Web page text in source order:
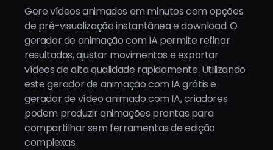
Gere vídeos animados em minutos com opções
de pré-visualização instantânea e download. O
gerador de animação com IA permite refinar
resultados, ajustar movimentos e exportar
vídeos de alta qualidade rapidamente. Utilizando
este gerador de animação com IA grátis e
gerador de vídeo animado com IA, criadores
podem produzir animações prontas para
compartilhar sem ferramentas de edição
complexas.